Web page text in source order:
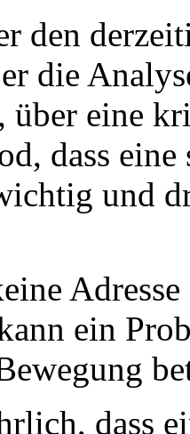
den
die
über eine
dass
und
ein
dass